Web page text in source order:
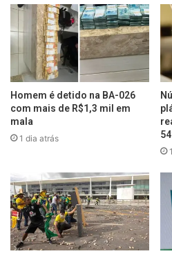
Homem é detido na BA-026
com mais de R$1,3 mil em
mala
1 dia atrás